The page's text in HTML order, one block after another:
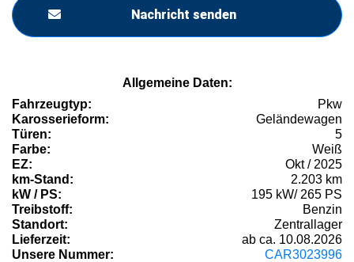
Nachricht senden
Allgemeine Daten:
Fahrzeugtyp:
Pkw
Karosserieform:
Geländewagen
Türen:
5
Farbe:
Weiß
EZ:
Okt / 2025
km-Stand:
2.203 km
kW / PS:
195 kW/ 265 PS
Treibstoff:
Benzin
Standort:
Zentrallager
Lieferzeit:
ab ca. 10.08.2026
Unsere Nummer:
CAR3023996